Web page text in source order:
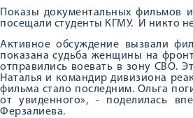
Показы документальных фильмов
посещали студенты КГМУ. И никто
Активное обсуждение вызвали
показана судьба женщины на
отправились воевать в зону СВО.
Наталья и командир дивизиона
фильма стало последним. Ольга
от увиденного», - поделилась
Ферзалиева.